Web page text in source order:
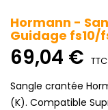
Hormann -
Guidage fs10/
69,04 € TTC
Sangle crantée
(K). Compatible